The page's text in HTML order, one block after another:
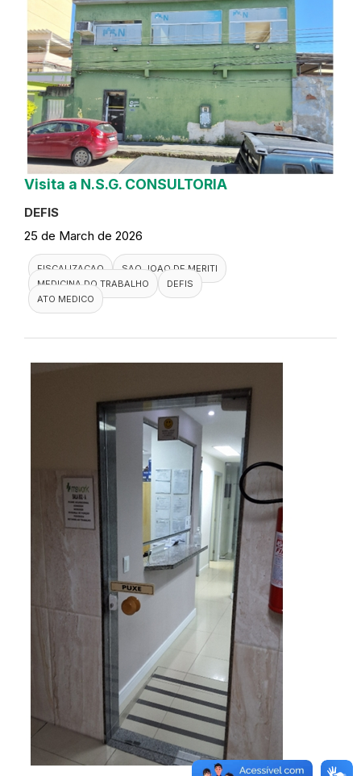
Visita a N.S.G. CONSULTORIA
DEFIS
25 de March de 2026
FISCALIZACAO
SAO JOAO DE MERITI
MEDICINA DO TRABALHO
DEFIS
ATO MEDICO